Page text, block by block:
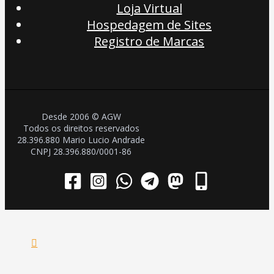
Loja Virtual
Hospedagem de Sites
Registro de Marcas
Desde 2006 © AGW
Todos os direitos reservados
28.396.880 Mario Lucio Andrade
CNPJ 28.396.880/0001-86